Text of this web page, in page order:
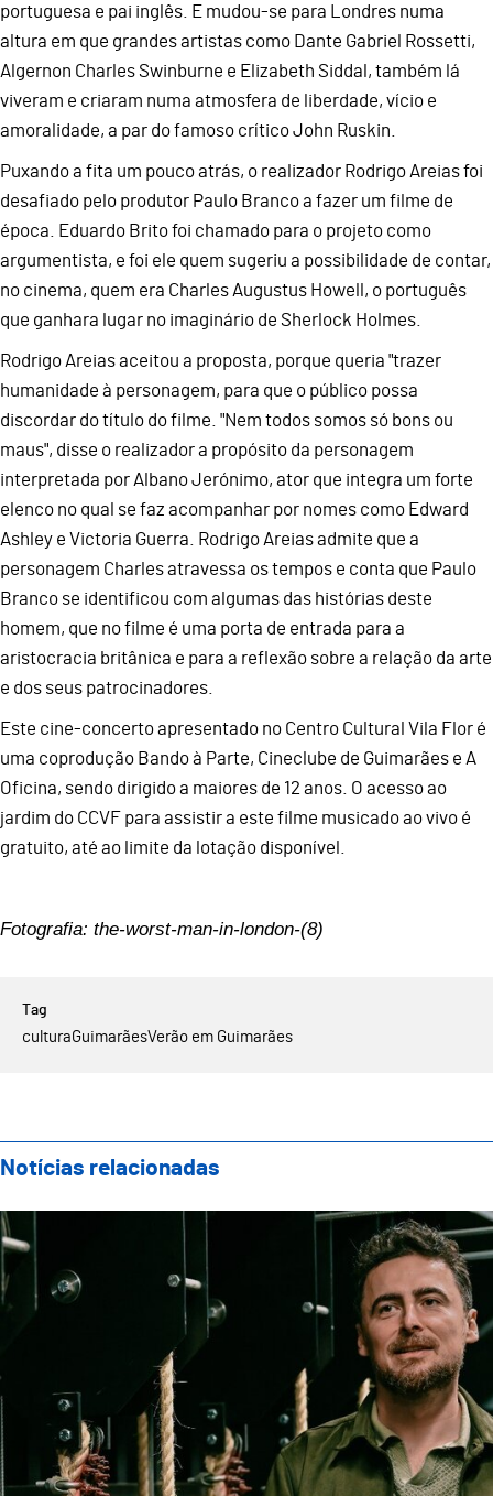
portuguesa e pai inglês. E mudou-se para Londres numa
altura em que grandes artistas como Dante Gabriel Rossetti,
Algernon Charles Swinburne e Elizabeth Siddal, também lá
viveram e criaram numa atmosfera de liberdade, vício e
amoralidade, a par do famoso crítico John Ruskin.
Puxando a fita um pouco atrás, o realizador Rodrigo Areias foi
desafiado pelo produtor Paulo Branco a fazer um filme de
época. Eduardo Brito foi chamado para o projeto como
argumentista, e foi ele quem sugeriu a possibilidade de contar,
no cinema, quem era Charles Augustus Howell, o português
que ganhara lugar no imaginário de Sherlock Holmes.
Rodrigo Areias aceitou a proposta, porque queria "trazer
humanidade à personagem, para que o público possa
discordar do título do filme. "Nem todos somos só bons ou
maus", disse o realizador a propósito da personagem
interpretada por Albano Jerónimo, ator que integra um forte
elenco no qual se faz acompanhar por nomes como Edward
Ashley e Victoria Guerra. Rodrigo Areias admite que a
personagem Charles atravessa os tempos e conta que Paulo
Branco se identificou com algumas das histórias deste
homem, que no filme é uma porta de entrada para a
aristocracia britânica e para a reflexão sobre a relação da arte
e dos seus patrocinadores.
Este cine-concerto apresentado no Centro Cultural Vila Flor é
uma coprodução Bando à Parte, Cineclube de Guimarães e A
Oficina, sendo dirigido a maiores de 12 anos. O acesso ao
jardim do CCVF para assistir a este filme musicado ao vivo é
gratuito, até ao limite da lotação disponível.
Fotografia: the-worst-man-in-london-(8)
culturaGuimarãesVerão em Guimarães
Notícias relacionadas
Teatro Oficina apresenta nova direção artística com